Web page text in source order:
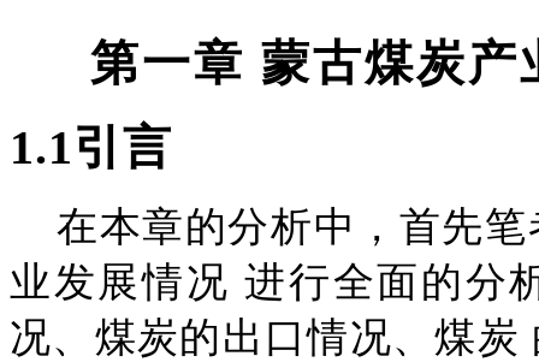
第一章 蒙古煤炭
1.1引言
在本章的分析中，首先
业发展情况 进行全面的分
况、煤炭的出口情况、煤炭